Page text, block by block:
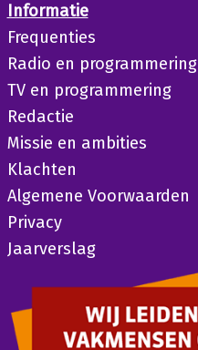
Informatie
Frequenties
Radio en programmering
TV en programmering
Redactie
Missie en ambities
Klachten
Algemene Voorwaarden
Privacy
Jaarverslag